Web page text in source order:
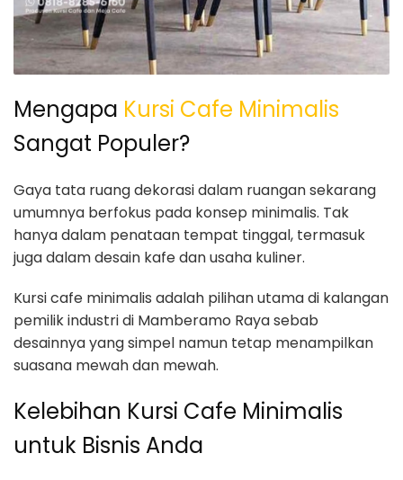
Mengapa Kursi Cafe Minimalis
Sangat Populer?
Gaya tata ruang dekorasi dalam ruangan sekarang
umumnya berfokus pada konsep minimalis. Tak
hanya dalam penataan tempat tinggal, termasuk
juga dalam desain kafe dan usaha kuliner.
Kursi cafe minimalis adalah pilihan utama di kalangan
pemilik industri di Mamberamo Raya sebab
desainnya yang simpel namun tetap menampilkan
suasana mewah dan mewah.
Kelebihan Kursi Cafe Minimalis
untuk Bisnis Anda